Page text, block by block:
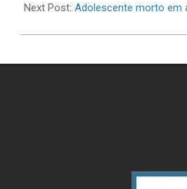
11
Next Post: Adolescente morto em